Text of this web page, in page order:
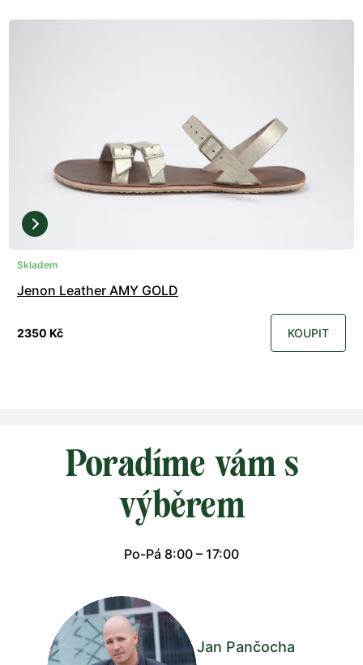
Skladem
Jenon Leather AMY GOLD
2350 Kč KOUPIT
Poradíme vám s
výběrem
Po-Pá 8:00 – 17:00
Jan Pančocha